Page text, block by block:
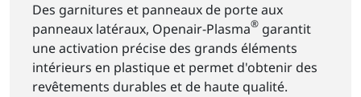
Des garnitures et panneaux de porte aux
panneaux latéraux, Openair-Plasma® garantit
une activation précise des grands éléments
intérieurs en plastique et permet d'obtenir des
revêtements durables et de haute qualité.